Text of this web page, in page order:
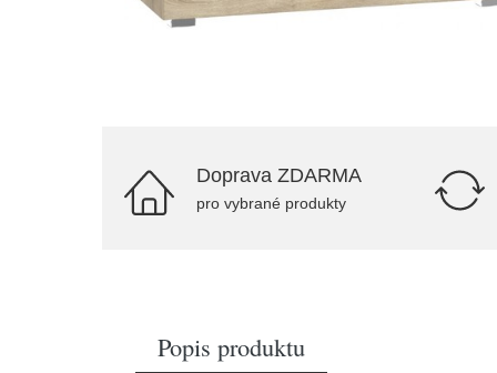
Doprava ZDARMA
pro vybrané produkty
Popis produktu